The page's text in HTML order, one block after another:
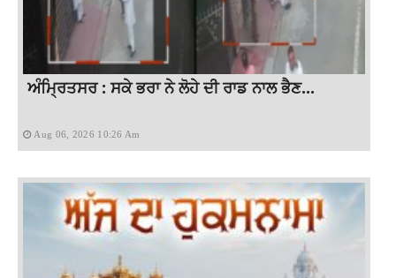
ਅੰਮ੍ਰਿਤਸਰ : ਸਕੇ ਭਰਾ ਨੇ ਲੋਹੇ ਦੀ ਰਾਡ ਨਾਲ ਭੈਣ...
Aug 06, 2026 10:26 Am